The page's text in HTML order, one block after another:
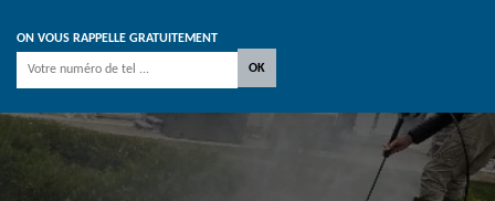
ON VOUS RAPPELLE GRATUITEMENT